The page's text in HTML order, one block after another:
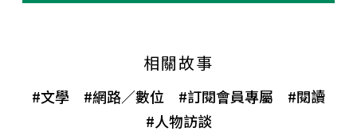
相關故事
#文學 #網路／數位 #訂閱會員專屬
#閱讀
#人物訪談